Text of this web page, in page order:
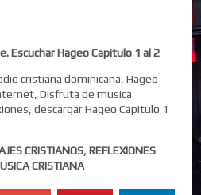
Escuchar Hageo Capitulo 1 al 2
cristiana dominicana, Hageo
Disfruta de musica
descargar Hageo Capitulo 1
CRISTIANOS, REFLEXIONES
CRISTIANA